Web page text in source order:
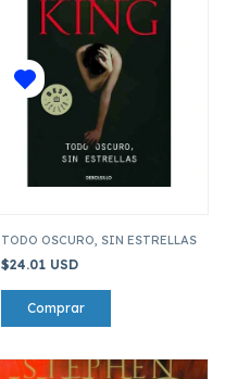
TODO OSCURO, SIN ESTRELLAS
$24.01 USD